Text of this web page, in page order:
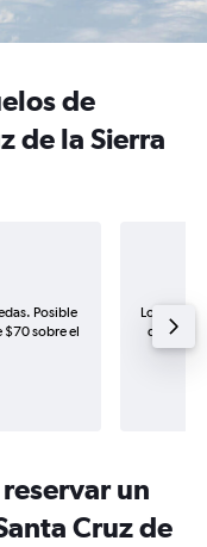
de
de la Sierra
Posible
$70 sobre el
Los
de
un
Cruz de